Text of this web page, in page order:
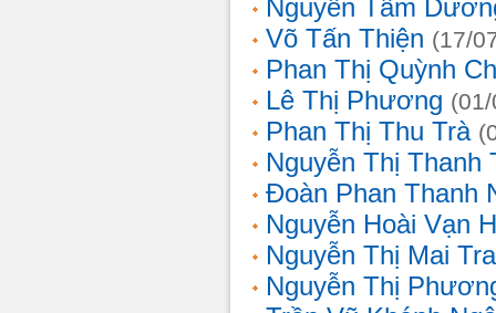
Nguyễn Tâm
Võ Tấn Thiện (17/
Phan Thị Quỳnh
Lê Thị Phương
Phan Thị Thu Trà
Nguyễn Thị Thanh
Đoàn Phan Thanh
Nguyễn Hoài Vạn
Nguyễn Thị Mai
Nguyễn Thị